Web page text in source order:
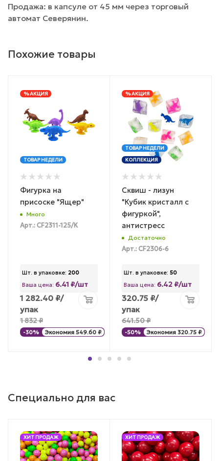
Продажа: в капсуле от 45 мм через торговый
автомат Северянин.
Похожие товары
% АКЦИЯ
ТОВАР НЕДЕЛИ
Фигурка на
присоске "Ящер"
Много
Арт.: CF2311-125/К
Шт. в упаковке: 200
Ваша цена: 6.41 ₽/шт
1 282.40 ₽/
упак
1 832₽
-30% Экономия 549.60 ₽
% АКЦИЯ
ТОВАР НЕДЕЛИ
КОЛЛЕКЦИЯ
Сквиш - лизун
"Кубик кристалл с
фигуркой",
антистресс
Достаточно
Арт.: CF2306-6
Шт. в упаковке: 50
Ваша цена: 6.42 ₽/шт
320.75 ₽/
упак
641.50₽
-50% Экономия 320.75 ₽
Специально для вас
ХИТ ПРОДАЖ ХИТ ПРОДАЖ